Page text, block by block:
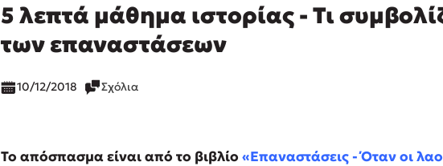
5 λεπτά μάθημα ιστορίας - Τι
των επαναστάσεων
10/12/2018 Σχόλια
Το απόσπασμα είναι από το βιβλίο «Επαναστάσεις - Όταν οι